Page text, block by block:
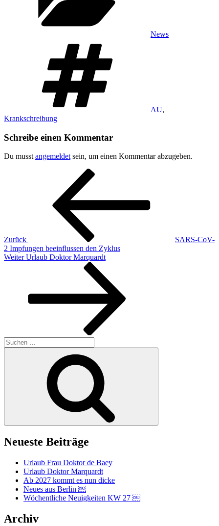
News
AU,
Krankschreibung
Schreibe einen Kommentar
Du musst angemeldet sein, um einen Kommentar abzugeben.
Beitragsnavigation
Zurück
SARS-CoV-
2 Impfungen beeinflussen den Zyklus
Nächster
Weiter Urlaub Doktor Marquardt
Suchen
nach:
Neueste Beiträge
Urlaub Frau Doktor de Baey
Urlaub Doktor Marquardt
Ab 2027 kommt es nun dicke
Neues aus Berlin ￼
Wöchentliche Neuigkeiten KW 27 ￼
Archiv